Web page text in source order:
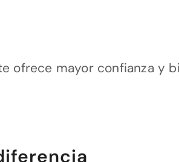
ofrece mayor confianza y